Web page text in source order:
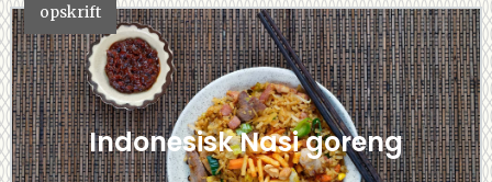
opskrift
Indonesisk Nasi goreng